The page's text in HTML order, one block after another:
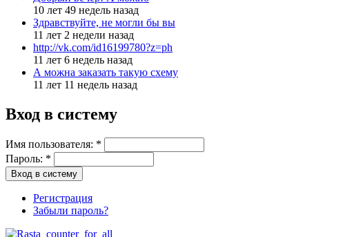
10 лет 49 недель назад
Здравствуйте, не могли бы вы
11 лет 2 недели назад
http://vk.com/id16199780?z=ph
11 лет 6 недель назад
А можна заказать такую схему
11 лет 11 недель назад
Вход в систему
Имя пользователя: *
Пароль: *
Регистрация
Забыли пароль?